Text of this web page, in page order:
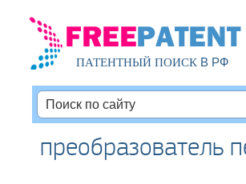
ПАТЕНТНЫЙ ПОИСКВ РФ
преобразователь